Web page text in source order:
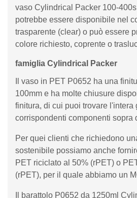
vaso Cylindrical Packer 100-
potrebbe essere disponibile nel
trasparente (clear) o può essere
colore richiesto, coprente o
famiglia Cylindrical Packer
Il vaso in PET P0652 ha una
100mm e ha molte chiusure
finitura, di cui puoi trovare l'intera
corrispondenti componenti sopra
Per quei clienti che richiedono
sostenibile possiamo anche
PET riciclato al 50% (rPET) o
(rPET), per il quale abbiamo un
Il barattolo P0652 da 1250ml